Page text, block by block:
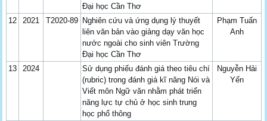
Đại học Cần Thơ
12 2021 T2020-89 Nghiên cứu và ứng dụng lý thuyết
liên văn bản vào giảng dạy văn học
nước ngoài cho sinh viên Trường
Đại học Cần Thơ
Phạm Tuấn
Anh
13 2024
Sử dụng phiếu đánh giá theo tiêu chí
(rubric) trong đánh giá kĩ năng Nói và
Viết môn Ngữ văn nhằm phát triển
năng lực tự chủ ở học sinh trung
học phổ thông
Nguyễn Hải
Yến